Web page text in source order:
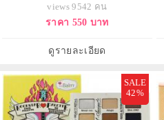
แมทโปร่งแสง ยอดนิยม สร้างมิติให้
กับใบหน้าดูเรียว และให้จมูกคุณดู
บกพร่องของรูปทรงบนใบหน้าอย่างดี
เยี่ยม ทำให้การแต่งหน้
views 9542 คน
ราคา 550 บาท
ดูรายละเอียด
SALE
42%